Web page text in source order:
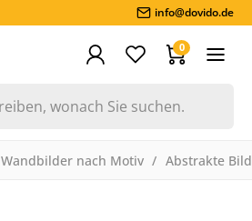
info@dovido.de
0
Wandbilder nach Motiv Abstrakte